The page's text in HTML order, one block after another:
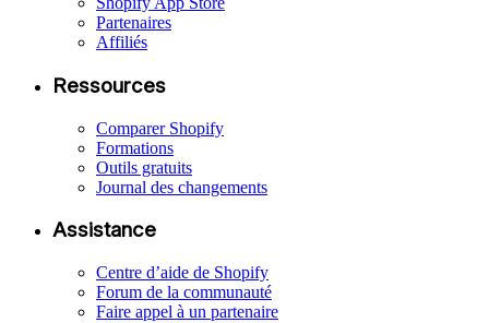
Partenaires
Affiliés
Ressources
Comparer Shopify
Formations
Outils gratuits
Journal des changements
Assistance
Centre d’aide de Shopify
Forum de la communauté
Faire appel à un partenaire